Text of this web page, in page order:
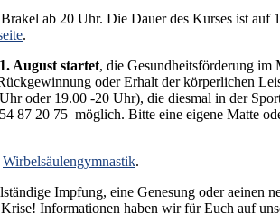
ab 20 Uhr. Die Dauer des Kurses ist
.
August startet, die Gesundheitsförderung
oder Erhalt der körperlichen
oder 19.00 -20 Uhr), die diesmal in der
87 20 75 möglich. Bitte eine eigene Matte
Wirbelsäulengymnastik.
Impfung, eine Genesung oder aeinen
Informationen haben wir für Euch auf